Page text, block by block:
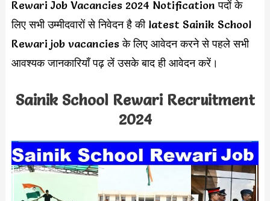
Rewari Job Vacancies 2024 Notification पदों के
लिए सभी उम्मीदवारों से निवेदन है की latest Sainik School
Rewari job vacancies के लिए आवेदन करने से पहले सभी
आवश्यक जानकारियाँ पढ़ लें उसके बाद ही आवेदन करें।
Sainik School Rewari Recruitment
2024